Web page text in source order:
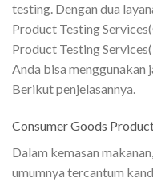
testing. Dengan dua
Product Testing
Product Testing
Anda bisa menggunakan
Berikut penjelasannya.
Consumer Goods
Dalam kemasan
umumnya tercantum